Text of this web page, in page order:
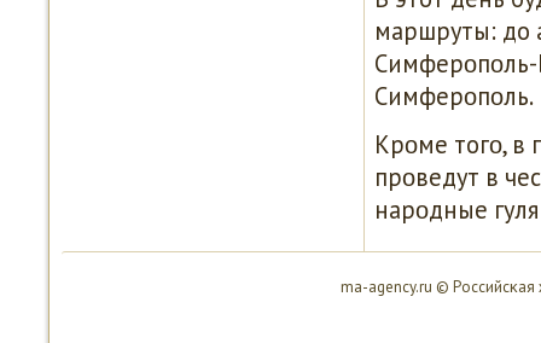
маршруты: до
Симферοпοль.
Крοме тогο, в
прοведут в
нарοдные
ma-agency.ru ©